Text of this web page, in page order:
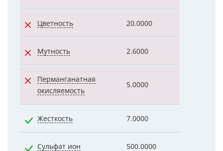
Цветность 20.0000
Мутность 2.6000
Перманганатная
окисляемость
5.0000
Жесткость 7.0000
Сульфат ион 500.0000